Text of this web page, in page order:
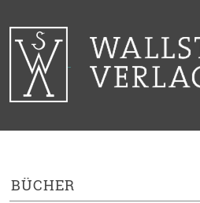
BÜCHER